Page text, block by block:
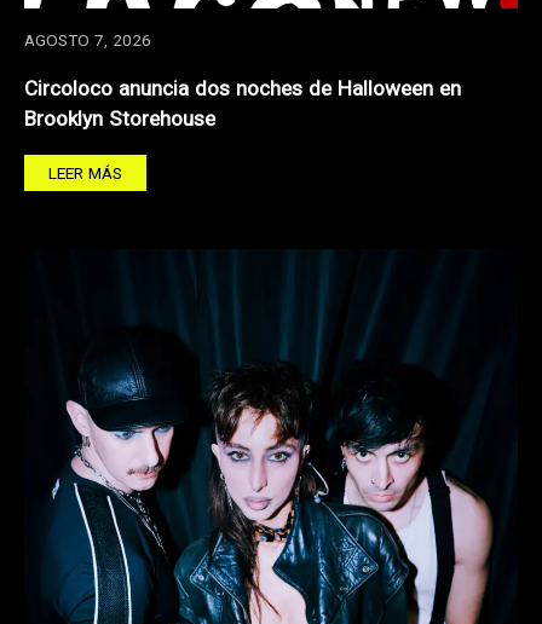
AGOSTO 7, 2026
Circoloco anuncia dos noches de Halloween en
Brooklyn Storehouse
LEER MÁS